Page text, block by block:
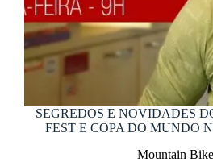
SEGREDOS E NOVIDADES
FEST E COPA DO MUNDO
Mountain Bike